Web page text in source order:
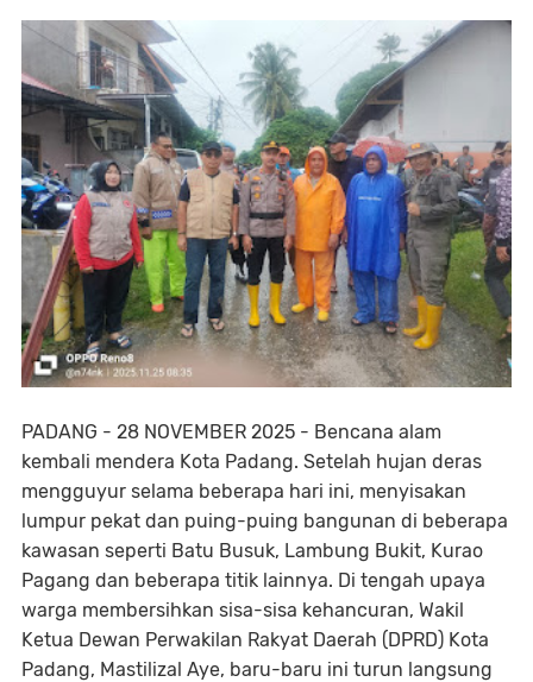
PADANG - 28 NOVEMBER 2025 - Bencana alam
kembali mendera Kota Padang. Setelah hujan deras
mengguyur selama beberapa hari ini, menyisakan
lumpur pekat dan puing-puing bangunan di beberapa
kawasan seperti Batu Busuk, Lambung Bukit, Kurao
Pagang dan beberapa titik lainnya. Di tengah upaya
warga membersihkan sisa-sisa kehancuran, Wakil
Ketua Dewan Perwakilan Rakyat Daerah (DPRD) Kota
Padang, Mastilizal Aye, baru-baru ini turun langsung